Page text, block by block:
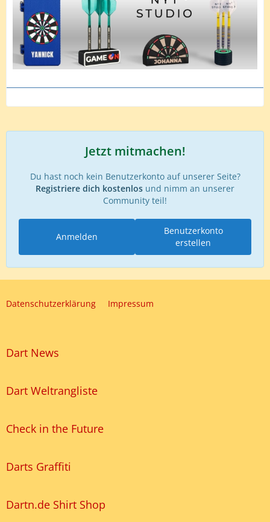
Jetzt mitmachen!
Du hast noch kein Benutzerkonto auf unserer Seite?
Registriere dich kostenlos und nimm an unserer
Community teil!
Benutzerkonto
erstellen
Anmelden
Datenschutzerklärung Impressum
Dart News
Dart Weltrangliste
Check in the Future
Darts Graffiti
Dartn.de Shirt Shop